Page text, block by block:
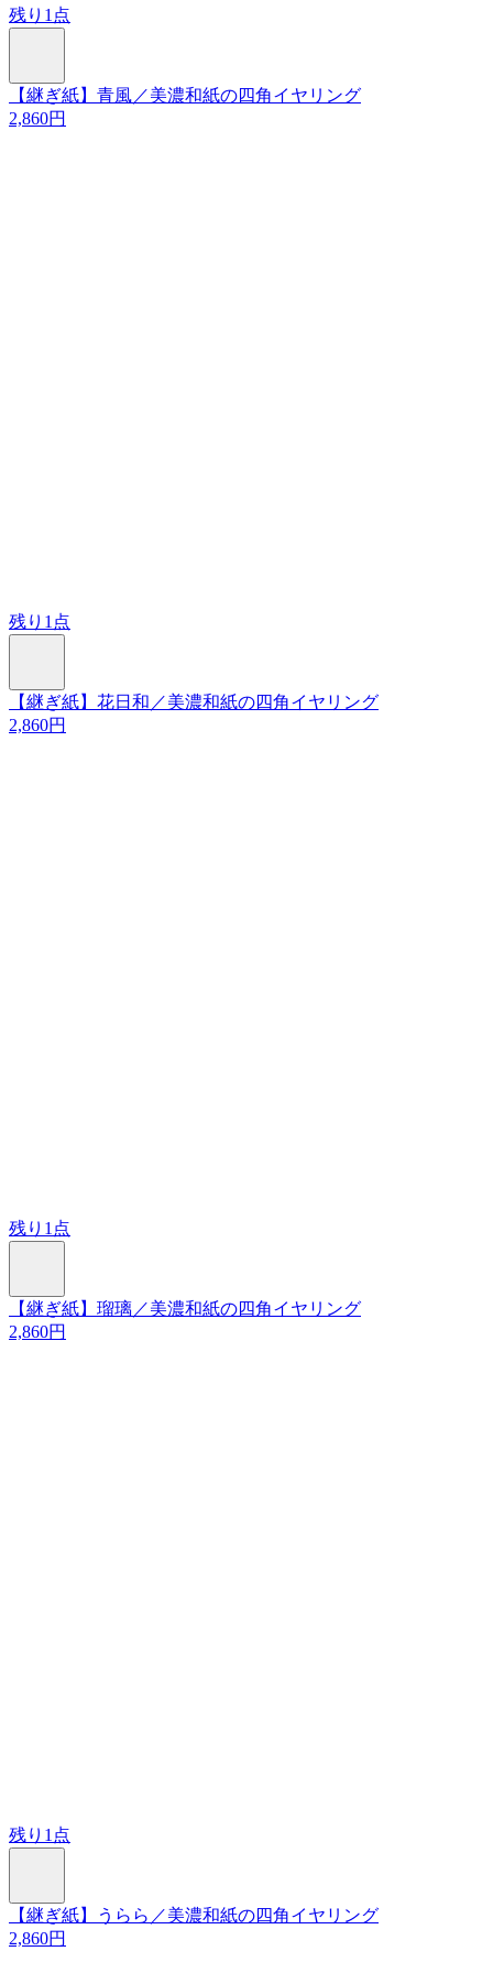
残り1点
【継ぎ紙】青風／美濃和紙の四角イヤリング
2,860円
残り1点
【継ぎ紙】花日和／美濃和紙の四角イヤリング
2,860円
残り1点
【継ぎ紙】瑠璃／美濃和紙の四角イヤリング
2,860円
残り1点
【継ぎ紙】うらら／美濃和紙の四角イヤリング
2,860円